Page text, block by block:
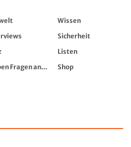
Wissen
Sicherheit
Listen
Fragen an...
Shop